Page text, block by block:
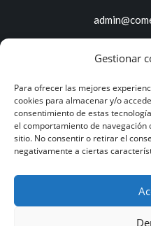
Gestionar
Para ofrecer las mejores
cookies para almacenar y/o
consentimiento de estas
el comportamiento de navegación
sitio. No consentir o retirar el
negativamente a ciertas
Servicios y
Proveedor de productos de
Soluciones de limpieza
Multiclean plus
Catágos de productos